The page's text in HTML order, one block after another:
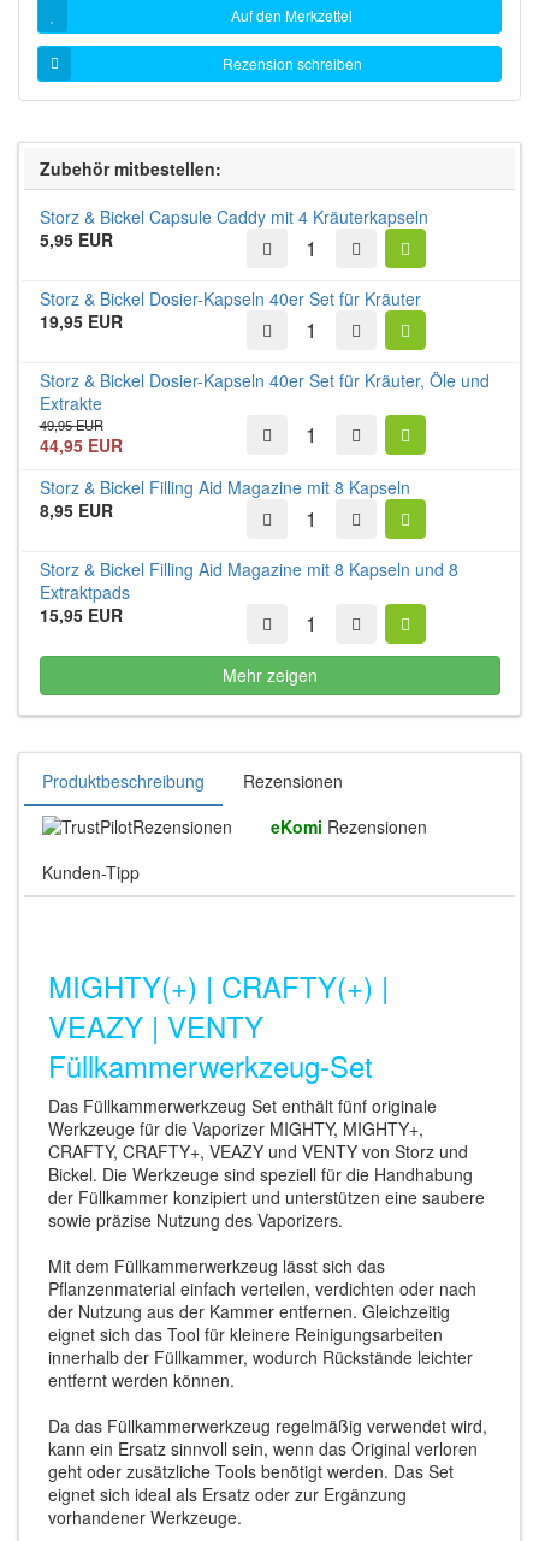
Auf den Merkzettel
Rezension schreiben
Zubehör mitbestellen:
Storz & Bickel Capsule Caddy mit 4 Kräuterkapseln
5,95 EUR
Storz & Bickel Dosier-Kapseln 40er Set für Kräuter
19,95 EUR
Storz & Bickel Dosier-Kapseln 40er Set für Kräuter, Öle und
Extrakte
49,95 EUR
44,95 EUR
Storz & Bickel Filling Aid Magazine mit 8 Kapseln
8,95 EUR
Storz & Bickel Filling Aid Magazine mit 8 Kapseln und 8
Extraktpads
15,95 EUR
Mehr zeigen
Produktbeschreibung
Rezensionen
Rezensionen
eKomi Rezensionen
Kunden-Tipp
MIGHTY(+) | CRAFTY(+) |
VEAZY | VENTY
Füllkammerwerkzeug-Set
Das Füllkammerwerkzeug Set enthält fünf originale
Werkzeuge für die Vaporizer MIGHTY, MIGHTY+,
CRAFTY, CRAFTY+, VEAZY und VENTY von Storz und
Bickel. Die Werkzeuge sind speziell für die Handhabung
der Füllkammer konzipiert und unterstützen eine saubere
sowie präzise Nutzung des Vaporizers.
Mit dem Füllkammerwerkzeug lässt sich das
Pflanzenmaterial einfach verteilen, verdichten oder nach
der Nutzung aus der Kammer entfernen. Gleichzeitig
eignet sich das Tool für kleinere Reinigungsarbeiten
innerhalb der Füllkammer, wodurch Rückstände leichter
entfernt werden können.
Da das Füllkammerwerkzeug regelmäßig verwendet wird,
kann ein Ersatz sinnvoll sein, wenn das Original verloren
geht oder zusätzliche Tools benötigt werden. Das Set
eignet sich ideal als Ersatz oder zur Ergänzung
vorhandener Werkzeuge.